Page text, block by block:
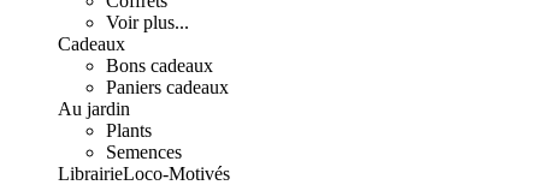
Voir plus...
Cadeaux
Bons cadeaux
Paniers cadeaux
Au jardin
Plants
Semences
LibrairieLoco-Motivés